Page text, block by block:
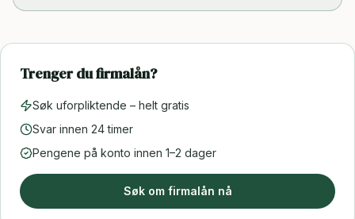
Trenger du firmalån?
Søk uforpliktende – helt gratis
Svar innen 24 timer
Pengene på konto innen 1–2 dager
Søk om firmalån nå